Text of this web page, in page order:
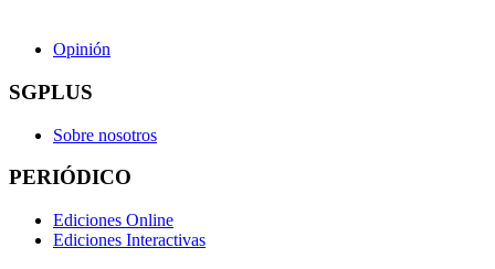
Opinión
SGPLUS
Sobre nosotros
PERIÓDICO
Ediciones Online
Ediciones Interactivas